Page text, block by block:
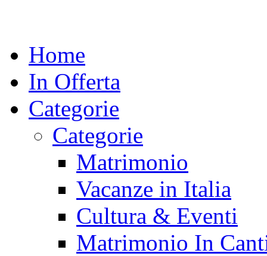
Home
In Offerta
Categorie
Categorie
Matrimonio
Vacanze in Italia
Cultura & Eventi
Matrimonio In